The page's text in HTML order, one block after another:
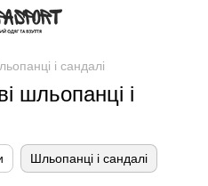
і сандалі
шльопанці і
Шльопанці і сандалі